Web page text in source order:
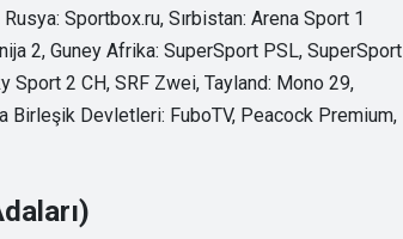
Sportbox.ru, Sırbistan: Arena Sport 1
2, Guney Afrika: SuperSport PSL, SuperSport
Sport 2 CH, SRF Zwei, Tayland: Mono 29,
Birleşik Devletleri: FuboTV, Peacock Premium,